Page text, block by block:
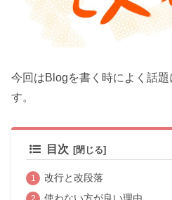
今回はBlogを書く時によく話
す。
目次
改行と改段落